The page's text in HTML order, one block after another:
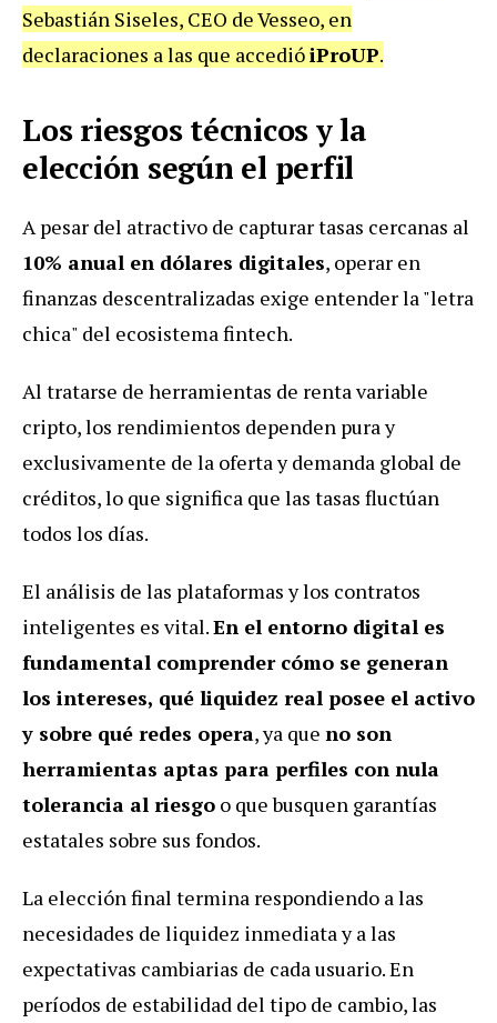
Sebastián Siseles, CEO de Vesseo, en
declaraciones a las que accedióiProUP.
Los riesgos técnicos y la
elección según el perfil
A pesar del atractivo de capturar tasas cercanas al
10% anual en dólares digitales, operar en
finanzas descentralizadas exige entender la "letra
chica" del ecosistema fintech.
Al tratarse de herramientas de renta variable
cripto, los rendimientos dependen pura y
exclusivamente de la oferta y demanda global de
créditos, lo que significa que las tasas fluctúan
todos los días.
El análisis de las plataformas y los contratos
inteligentes es vital.En el entorno digital es
fundamental comprender cómo se generan
los intereses, qué liquidez real posee el activo
y sobre qué redes opera, ya que no son
herramientas aptas para perfiles con nula
tolerancia al riesgo o que busquen garantías
estatales sobre sus fondos.
La elección final termina respondiendo a las
necesidades de liquidez inmediata y a las
expectativas cambiarias de cada usuario. En
períodos de estabilidad del tipo de cambio, las